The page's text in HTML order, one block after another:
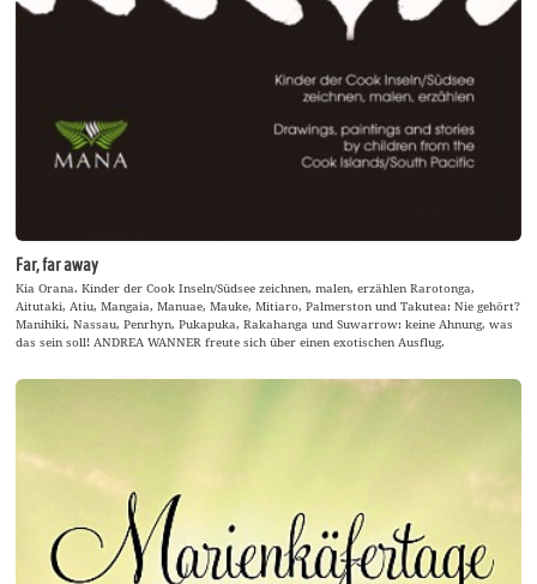
Far, far away
Kia Orana. Kinder der Cook Inseln/Südsee zeichnen, malen, erzählen Rarotonga,
Aitutaki, Atiu, Mangaia, Manuae, Mauke, Mitiaro, Palmerston und Takutea: Nie gehört?
Manihiki, Nassau, Penrhyn, Pukapuka, Rakahanga und Suwarrow: keine Ahnung, was
das sein soll! ANDREA WANNER freute sich über einen exotischen Ausflug.